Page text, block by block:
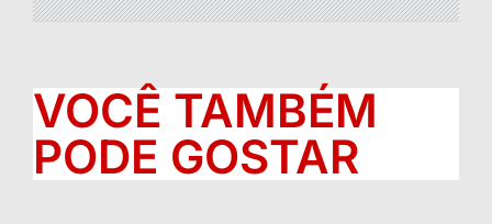
VOCÊ TAMBÉM
PODE GOSTAR